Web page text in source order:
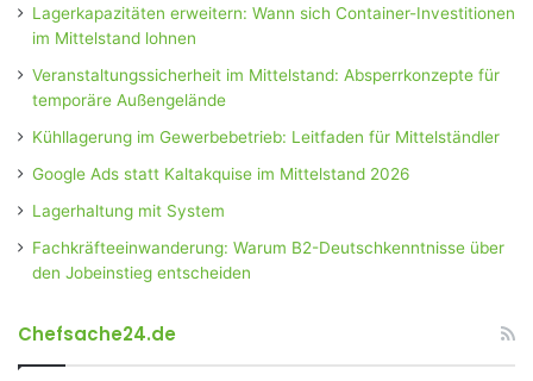
Lagerkapazitäten erweitern: Wann sich Container-Investitionen
im Mittelstand lohnen
Veranstaltungssicherheit im Mittelstand: Absperrkonzepte für
temporäre Außengelände
Kühllagerung im Gewerbebetrieb: Leitfaden für Mittelständler
Google Ads statt Kaltakquise im Mittelstand 2026
Lagerhaltung mit System
Fachkräfteeinwanderung: Warum B2-Deutschkenntnisse über
den Jobeinstieg entscheiden
Chefsache24.de